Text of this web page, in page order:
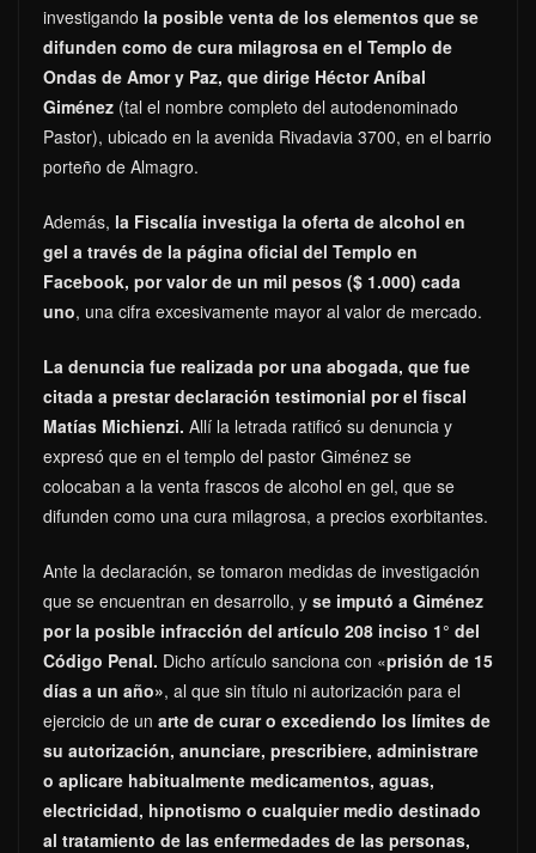
investigando la posible venta de los elementos que se
difunden como de cura milagrosa en el Templo de
Ondas de Amor y Paz, que dirige Héctor Aníbal
Giménez (tal el nombre completo del autodenominado
Pastor), ubicado en la avenida Rivadavia 3700, en el barrio
porteño de Almagro.
Además, la Fiscalía investiga la oferta de alcohol en
gel a través de la página oficial del Templo en
Facebook, por valor de un mil pesos ($ 1.000) cada
uno, una cifra excesivamente mayor al valor de mercado.
La denuncia fue realizada por una abogada, que fue
citada a prestar declaración testimonial por el fiscal
Matías Michienzi. Allí la letrada ratificó su denuncia y
expresó que en el templo del pastor Giménez se
colocaban a la venta frascos de alcohol en gel, que se
difunden como una cura milagrosa, a precios exorbitantes.
Ante la declaración, se tomaron medidas de investigación
que se encuentran en desarrollo, y se imputó a Giménez
por la posible infracción del artículo 208 inciso 1° del
Código Penal. Dicho artículo sanciona con «prisión de 15
días a un año», al que sin título ni autorización para el
ejercicio de un arte de curar o excediendo los límites de
su autorización, anunciare, prescribiere, administrare
o aplicare habitualmente medicamentos, aguas,
electricidad, hipnotismo o cualquier medio destinado
al tratamiento de las enfermedades de las personas,